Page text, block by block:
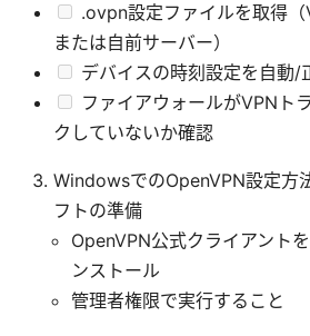
.ovpn設定ファイルを取得
または自前サーバー）
デバイスの時刻設定を自動/
ファイアウォールがVPNト
クしていないか確認
WindowsでのOpenVPN設定方
フトの準備
OpenVPN公式クライアント
ンストール
管理者権限で実行すること